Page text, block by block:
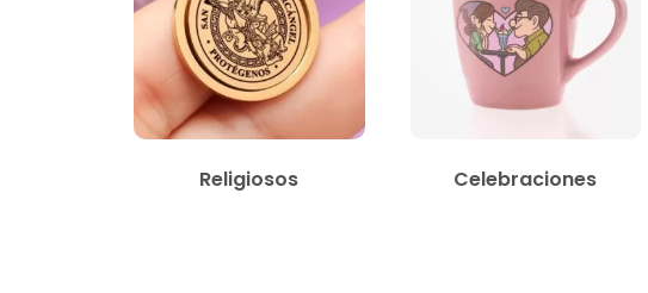
Religiosos Celebraciones